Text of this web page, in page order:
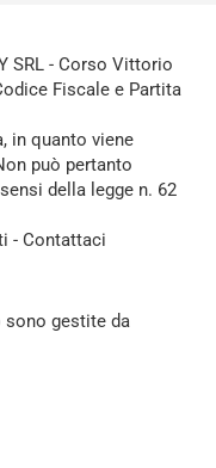
SRL - Corso Vittorio
Fiscale e Partita
in quanto viene
può pertanto
della legge n. 62
- Contattaci
gestite da